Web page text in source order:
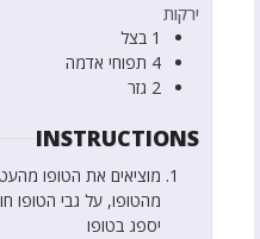
ירקות
1 בצל
4 תפוחי אדמה
2 גזר
INSTRUCTIONS
מוציאים את הטופו
מהטופו, על גבי הטופו
יספג בטופו